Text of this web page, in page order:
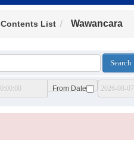
Contents List Wawancara
From Date